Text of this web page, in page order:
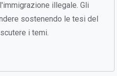
illegale. Gli
sostenendo le tesi del
i temi.